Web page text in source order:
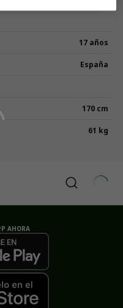
17 años
España
170 cm
61 kg
AHORA